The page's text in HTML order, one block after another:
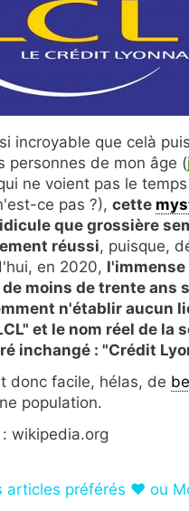
incroyable que celà
personnes de mon âge (
ne voient pas le
ce pas ?), cette
que grossière
réussi, puisque,
en 2020,
moins de trente ans
n'établir aucun
et le nom réel de la
inchangé : "Crédit
donc facile, hélas, de
population.
: wikipedia.org
articles préférés ❤ ou